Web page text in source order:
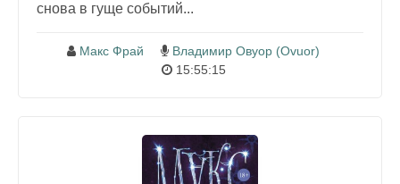
снова в гуще событий...
Макс Фрай
Владимир Овуор (Ovuor)
15:55:15